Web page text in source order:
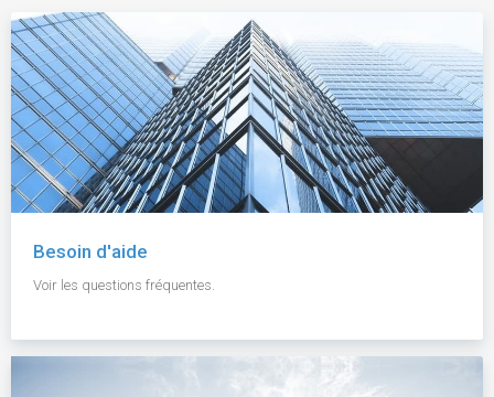
Besoin d'aide
Voir les questions fréquentes.